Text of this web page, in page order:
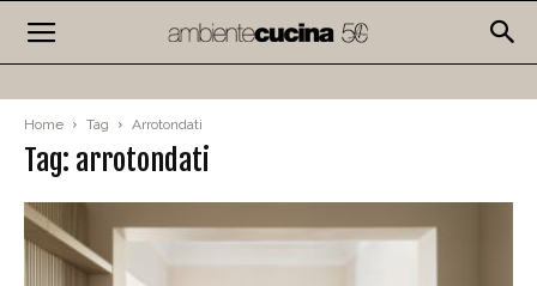
Home Tag Arrotondati
Tag: arrotondati